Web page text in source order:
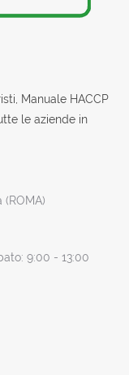
Manuale HACCP
le aziende in
9:00 - 13:00